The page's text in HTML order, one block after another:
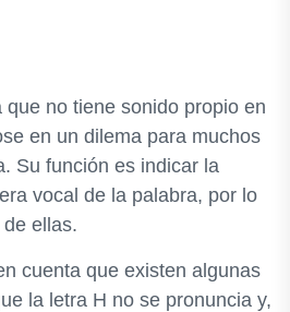
no tiene sonido propio en
en un dilema para muchos
Su función es indicar la
vocal de la palabra, por lo
ellas.
cuenta que existen algunas
la letra H no se pronuncia y,